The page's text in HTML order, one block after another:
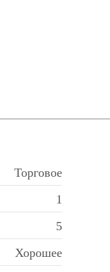
Торговое
1
5
Хорошее